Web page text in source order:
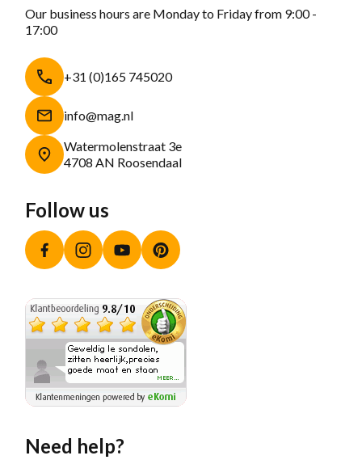
Our business hours are Monday to Friday from 9:00 -
17:00
+31 (0)165 745020
info@mag.nl
Watermolenstraat 3e
4708 AN Roosendaal
Follow us
FacebookInstagramYouTube
Need help?